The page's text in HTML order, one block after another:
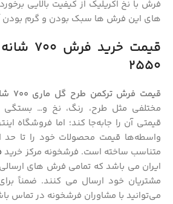
فرش‌ با نخ اکریلیک از کیفیت بالایی
های این فرش‌ ها سبک بودن و گرم بودن
قیمت
2550
قیمت فرش ترکمن طرح گل ماری 700 شانه کد 2713
مختلفی مثل طرح، رنگ، نخ و… بستگی
قیمتی آن را جابه‌جا کند؛ اما فروشگاه
واسطه‌ها قیمت محصولات خود را تا حد
متناسب ساخته است. فرشخونه مرکز خرید
ایران می باشد که تمامی فرش های ارسالی،
مشتریان خود ارسال می کنند. ضمناً
می‌توانید با مشاوران فرشخونه در تماس